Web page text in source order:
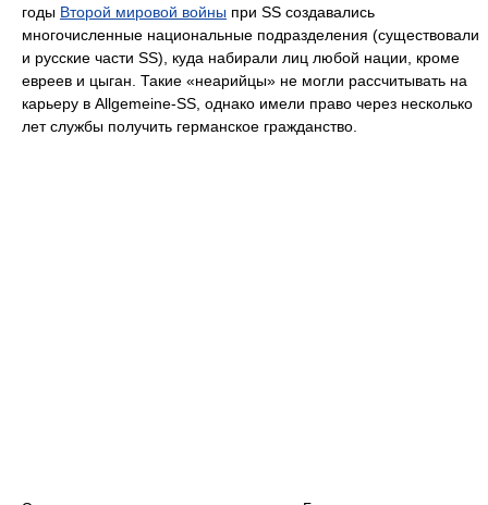
годы Второй мировой войны при SS создавались
многочисленные национальные подразделения (существовали
и русские части SS), куда набирали лиц любой нации, кроме
евреев и цыган. Такие «неарийцы» не могли рассчитывать на
карьеру в Allgemeine-SS, однако имели право через несколько
лет службы получить германское гражданство.